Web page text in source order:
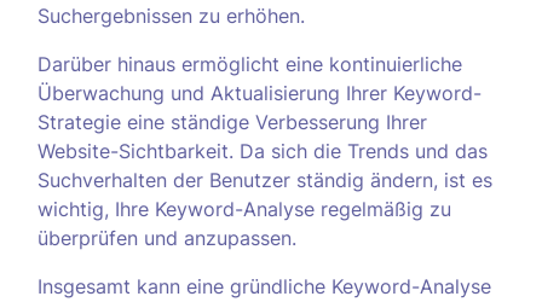
Suchergebnissen zu erhöhen.
Darüber hinaus ermöglicht eine kontinuierliche
Überwachung und Aktualisierung Ihrer Keyword-
Strategie eine ständige Verbesserung Ihrer
Website-Sichtbarkeit. Da sich die Trends und das
Suchverhalten der Benutzer ständig ändern, ist es
wichtig, Ihre Keyword-Analyse regelmäßig zu
überprüfen und anzupassen.
Insgesamt kann eine gründliche Keyword-Analyse